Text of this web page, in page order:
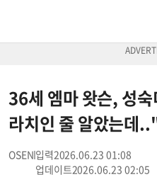
36세 엠마 왓슨, 성
라치인 줄 알았는
OSEN
2026.06.23 01:08
2026.06.23 02:05